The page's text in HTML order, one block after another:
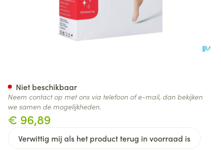
€ 96,89
Verwittig mij als het product terug in voorraad is
Niet beschikbaar
Neem contact op met ons via telefoon of e-mail, dan bekijken
we samen de mogelijkheden.